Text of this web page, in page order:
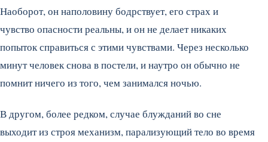
Наоборот, он наполовину бодрствует, его страх и
чувство опасности реальны, и он не делает никаких
попыток справиться с этими чувствами. Через несколько
минут человек снова в постели, и наутро он обычно не
помнит ничего из того, чем занимался ночью.
В другом, более редком, случае блужданий во сне
выходит из строя механизм, парализующий тело во время